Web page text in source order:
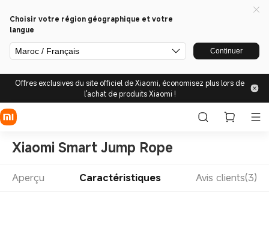
Choisir votre région géographique et votre
langue
Maroc / Français Continuer
Offres exclusives du site officiel de Xiaomi, économisez plus lors de
l'achat de produits Xiaomi !
Xiaomi Smart Jump Rope
Aperçu Caractéristiques Avis clients(3)